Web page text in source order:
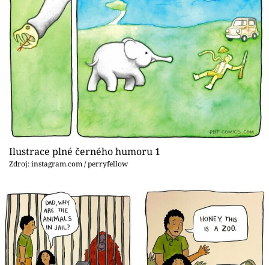
Videa
Sledujte prima+
Přihlášení
Ilustrace plné černého humoru 1
Zdroj: instagram.com / perryfellow